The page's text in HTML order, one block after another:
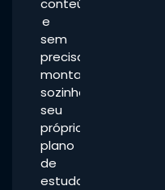
e
sem
precisar
montar
sozinha
seu
próprio
plano
de
estudos.